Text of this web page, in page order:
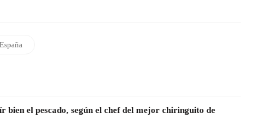
España
bien el pescado, según el chef del mejor chiringuito de